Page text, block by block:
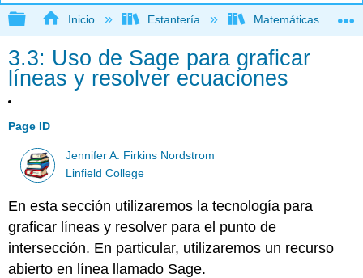
Expandir/contraer jerarquía global
Inicio Estantería Matemáticas
3.3: Uso de Sage para graficar
líneas y resolver ecuaciones
Page ID
Jennifer A. Firkins Nordstrom
Linfield College
En esta sección utilizaremos la tecnología para
graficar líneas y resolver para el punto de
intersección. En particular, utilizaremos un recurso
abierto en línea llamado Sage.